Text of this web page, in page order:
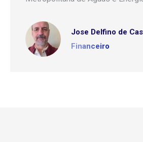
Jose Delfino de
Financeiro